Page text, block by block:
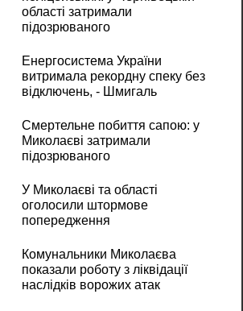
області затримали
підозрюваного
Енергосистема України
витримала рекордну спеку без
відключень, - Шмигаль
Смертельне побиття сапою: у
Миколаєві затримали
підозрюваного
У Миколаєві та області
оголосили штормове
попередження
Комунальники Миколаєва
показали роботу з ліквідації
наслідків ворожих атак